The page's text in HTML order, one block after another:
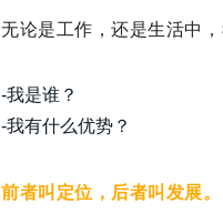
无论是工作，还是生活中
-我是谁？
-我有什么优势？
前者叫定位，后者叫发展。